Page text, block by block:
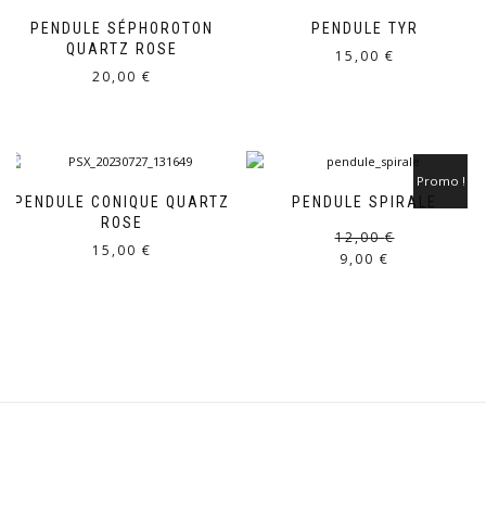
PENDULE SÉPHOROTON
QUARTZ ROSE
20,00 €
PENDULE TYR
15,00 €
PENDULE CONIQUE QUARTZ
ROSE
15,00 €
PENDULE SPIRALE
Promo !
12,00€
9,00 €